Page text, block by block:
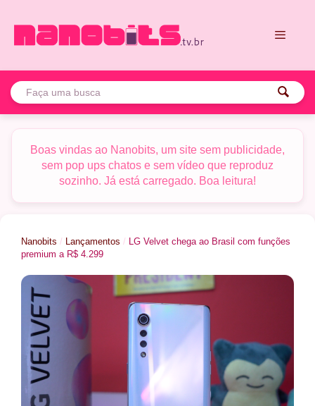
para
Boas vindas ao Nanobits, um site sem publicidade,
sem pop ups chatos e sem vídeo que reproduz
sozinho. Já está carregado. Boa leitura!
Nanobits / Lançamentos / LG Velvet chega ao Brasil com funções
premium a R$ 4.299